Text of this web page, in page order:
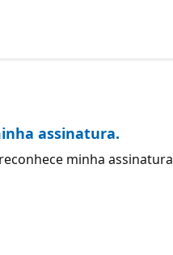
assinatura.
minha assinatura